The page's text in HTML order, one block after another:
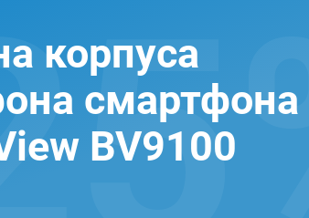
корпуса
смартфона
BV9100